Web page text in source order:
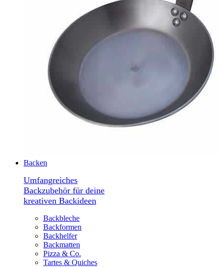
Backen
Umfangreiches
Backzubehör für deine
kreativen Backideen
Backbleche
Backformen
Backhelfer
Backmatten
Pizza & Co.
Tartes & Quiches